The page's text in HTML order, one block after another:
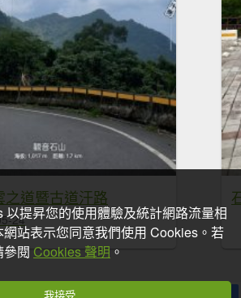
之道暨古道汗路
24
以提昇您的使用體驗及統計網路流量相
站表示您同意我們使用 Cookies。若
閱 Cookies 聲明 。